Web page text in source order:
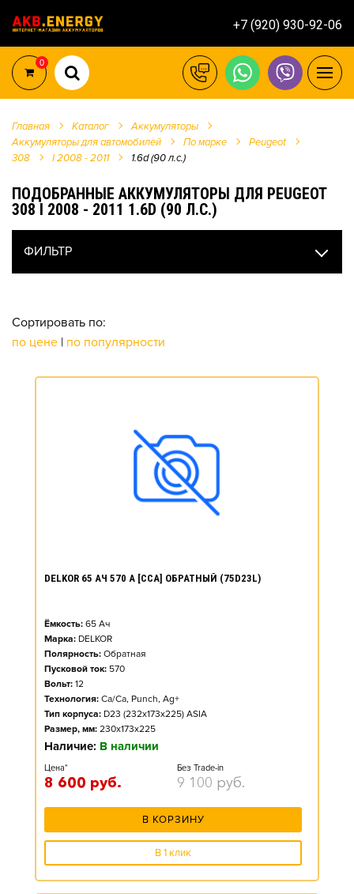
+7 (920) 930-92-06
0
Главная Каталог
Аккумуляторы
Аккумуляторы для автомобилей
По марке
Peugeot
308
I 2008 - 2011 1.6d (90 л.с.)
ПОДОБРАННЫЕ АККУМУЛЯТОРЫ ДЛЯ PEUGEOT
308 I 2008 - 2011 1.6D (90 Л.С.)
ФИЛЬТР
Сортировать по:
по цене | по популярности
DELKOR 65 АЧ 570 А [CCA] ОБРАТНЫЙ (75D23L)
Ёмкость: 65 Ач
Марка: DELKOR
Полярность: Обратная
Пусковой ток: 570
Вольт: 12
Технология: Ca/Ca, Punch, Ag+
Тип корпуса: D23 (232x173x225) ASIA
Размер, мм: 230x173x225
Наличие: В наличии
Цена*
8 600 руб.
Без Trade-in
9 100 руб.
В КОРЗИНУ
В 1 клик